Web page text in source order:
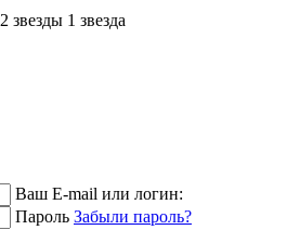
2 звeзды 1 звeзда
Ваш E-mail или логин:
Пароль Забыли пароль?